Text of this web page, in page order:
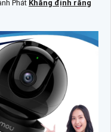
Phát Khẳng định rằng